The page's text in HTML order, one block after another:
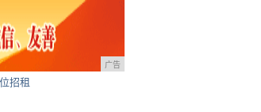
广告
招租